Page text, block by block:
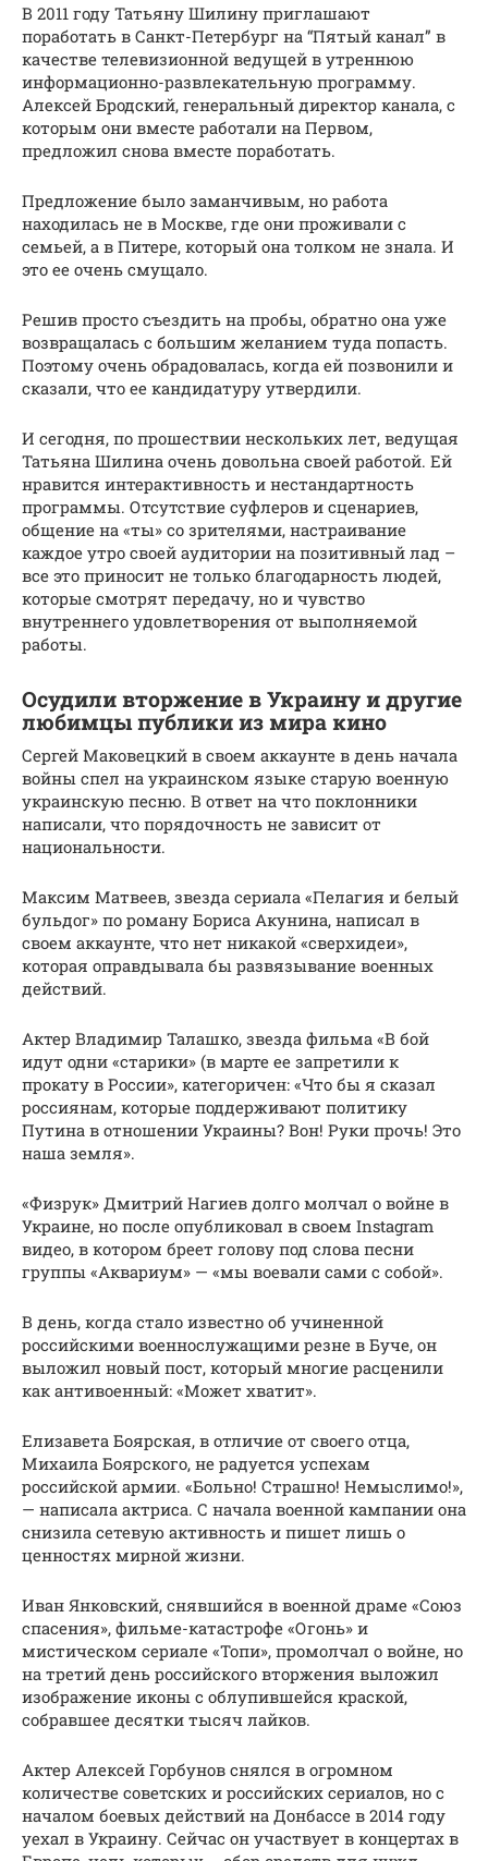
В 2011 году Татьяну Шилину приглашают
поработать в Санкт-Петербург на “Пятый канал” в
качестве телевизионной ведущей в утреннюю
информационно-развлекательную программу.
Алексей Бродский, генеральный директор канала, с
которым они вместе работали на Первом,
предложил снова вместе поработать.
Предложение было заманчивым, но работа
находилась не в Москве, где они проживали с
семьей, а в Питере, который она толком не знала. И
это ее очень смущало.
Решив просто съездить на пробы, обратно она уже
возвращалась с большим желанием туда попасть.
Поэтому очень обрадовалась, когда ей позвонили и
сказали, что ее кандидатуру утвердили.
И сегодня, по прошествии нескольких лет, ведущая
Татьяна Шилина очень довольна своей работой. Ей
нравится интерактивность и нестандартность
программы. Отсутствие суфлеров и сценариев,
общение на «ты» со зрителями, настраивание
каждое утро своей аудитории на позитивный лад –
все это приносит не только благодарность людей,
которые смотрят передачу, но и чувство
внутреннего удовлетворения от выполняемой
работы.
Осудили вторжение в Украину и другие
любимцы публики из мира кино
Сергей Маковецкий в своем аккаунте в день начала
войны спел на украинском языке старую военную
украинскую песню. В ответ на что поклонники
написали, что порядочность не зависит от
национальности.
Максим Матвеев, звезда сериала «Пелагия и белый
бульдог» по роману Бориса Акунина, написал в
своем аккаунте, что нет никакой «сверхидеи»,
которая оправдывала бы развязывание военных
действий.
Актер Владимир Талашко, звезда фильма «В бой
идут одни «старики» (в марте ее запретили к
прокату в России», категоричен: «Что бы я сказал
россиянам, которые поддерживают политику
Путина в отношении Украины? Вон! Руки прочь! Это
наша земля».
«Физрук» Дмитрий Нагиев долго молчал о войне в
Украине, но после опубликовал в своем Instagram
видео, в котором бреет голову под слова песни
группы «Аквариум» — «мы воевали сами с собой».
В день, когда стало известно об учиненной
российскими военнослужащими резне в Буче, он
выложил новый пост, который многие расценили
как антивоенный: «Может хватит».
Елизавета Боярская, в отличие от своего отца,
Михаила Боярского, не радуется успехам
российской армии. «Больно! Страшно! Немыслимо!»,
— написала актриса. С начала военной кампании она
снизила сетевую активность и пишет лишь о
ценностях мирной жизни.
Иван Янковский, снявшийся в военной драме «Союз
спасения», фильме-катастрофе «Огонь» и
мистическом сериале «Топи», промолчал о войне, но
на третий день российского вторжения выложил
изображение иконы с облупившейся краской,
собравшее десятки тысяч лайков.
Актер Алексей Горбунов снялся в огромном
количестве советских и российских сериалов, но с
началом боевых действий на Донбассе в 2014 году
уехал в Украину. Сейчас он участвует в концертах в